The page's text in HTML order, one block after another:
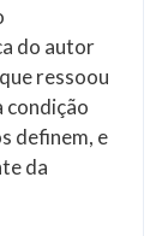
do autor
ressoou
condição
definem, e
da